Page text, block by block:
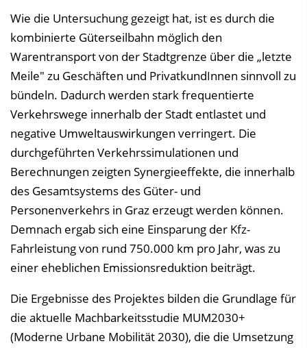
Wie die Untersuchung gezeigt hat, ist es durch die
kombinierte Güterseilbahn möglich den
Warentransport von der Stadtgrenze über die „letzte
Meile" zu Geschäften und PrivatkundInnen sinnvoll zu
bündeln. Dadurch werden stark frequentierte
Verkehrswege innerhalb der Stadt entlastet und
negative Umweltauswirkungen verringert. Die
durchgeführten Verkehrssimulationen und
Berechnungen zeigten Synergieeffekte, die innerhalb
des Gesamtsystems des Güter- und
Personenverkehrs in Graz erzeugt werden können.
Demnach ergab sich eine Einsparung der Kfz-
Fahrleistung von rund 750.000 km pro Jahr, was zu
einer eheblichen Emissionsreduktion beiträgt.
Die Ergebnisse des Projektes bilden die Grundlage für
die aktuelle Machbarkeitsstudie MUM2030+
(Moderne Urbane Mobilität 2030), die die Umsetzung